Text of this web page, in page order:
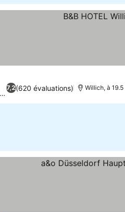
7,2(620 évaluations) Willich, à